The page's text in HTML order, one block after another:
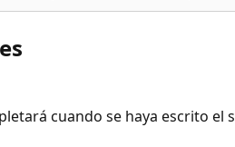
cuando se haya escrito el